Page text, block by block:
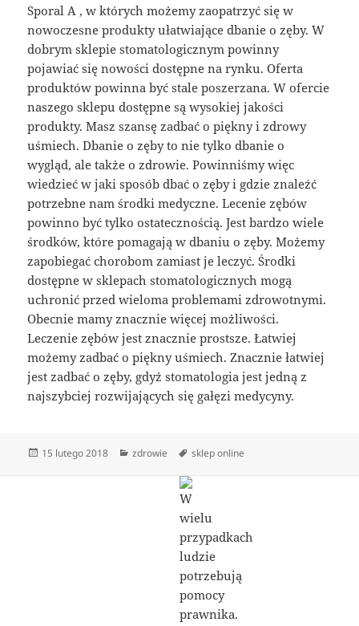
Sporal A , w których możemy zaopatrzyć się w
nowoczesne produkty ułatwiające dbanie o zęby. W
dobrym sklepie stomatologicznym powinny
pojawiać się nowości dostępne na rynku. Oferta
produktów powinna być stale poszerzana. W ofercie
naszego sklepu dostępne są wysokiej jakości
produkty. Masz szansę zadbać o piękny i zdrowy
uśmiech. Dbanie o zęby to nie tylko dbanie o
wygląd, ale także o zdrowie. Powinniśmy więc
wiedzieć w jaki sposób dbać o zęby i gdzie znaleźć
potrzebne nam środki medyczne. Lecenie zębów
powinno być tylko ostatecznością. Jest bardzo wiele
środków, które pomagają w dbaniu o zęby. Możemy
zapobiegać chorobom zamiast je leczyć. Środki
dostępne w sklepach stomatologicznych mogą
uchronić przed wieloma problemami zdrowotnymi.
Obecnie mamy znacznie więcej możliwości.
Leczenie zębów jest znacznie prostsze. Łatwiej
możemy zadbać o piękny uśmiech. Znacznie łatwiej
jest zadbać o zęby, gdyż stomatologia jest jedną z
najszybciej rozwijających się gałęzi medycyny.
Data
15 lutego 2018 Kategorie
zdrowie Tagi
sklep online